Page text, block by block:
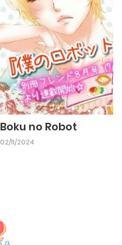
Boku no Robot
02/11/2024